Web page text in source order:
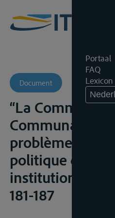
Portaal
FAQ
Lexicon
Document
“La
Communautés
problèmes
politique des
institutions,
181-187